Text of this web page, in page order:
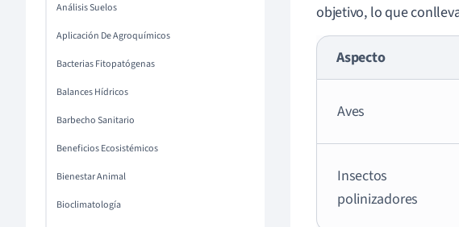
Análisis Suelos
Aplicación De Agroquímicos
Bacterias Fitopatógenas
Balances Hídricos
Barbecho Sanitario
Beneficios Ecosistémicos
Bienestar Animal
Bioclimatología
objetivo, lo que
Aspecto
Aves
Insectos
polinizadores